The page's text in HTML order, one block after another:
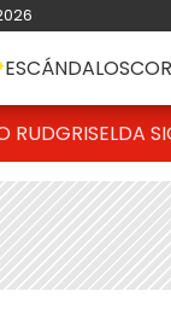
ESCÁNDALOS
RUDGRISELDA